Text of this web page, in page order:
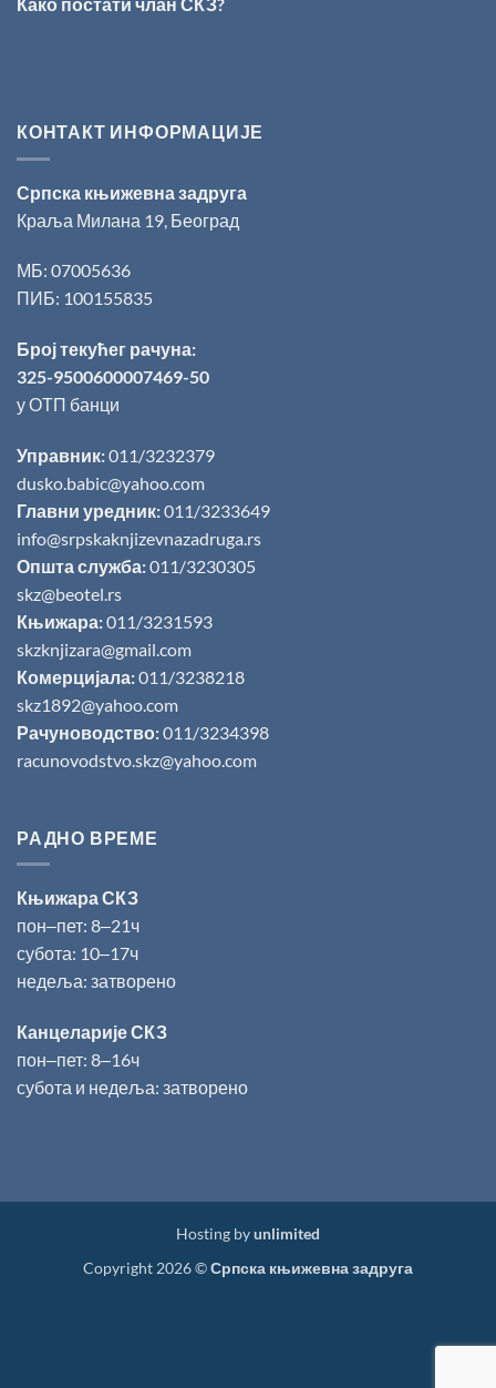
поезију
КОНТАКТ ИНФОРМАЦИЈЕ
Српска књижевна задруга
Краља Милана 19, Београд
МБ: 07005636
ПИБ: 100155835
Број текућег рачуна:
325-9500600007469-50
у ОТП банци
Управник:011/3232379
dusko.babic@yahoo.com
Главни уредник:011/3233649
info@srpskaknjizevnazadruga.rs
Општа служба:011/3230305
skz@beotel.rs
Књижара:011/3231593
skzknjizara@gmail.com
Комерцијала:011/3238218
skz1892@yahoo.com
Рачуноводство:011/3234398
racunovodstvo.skz@yahoo.com
РАДНО ВРЕМЕ
Књижара СКЗ
пон‒пет: 8‒21ч
субота: 10‒17ч
недеља: затворено
Канцеларије СКЗ
пон‒пет: 8‒16ч
субота и недеља: затворено
Hosting byunlimited
Copyright 2026 ©Српска књижевна задруга